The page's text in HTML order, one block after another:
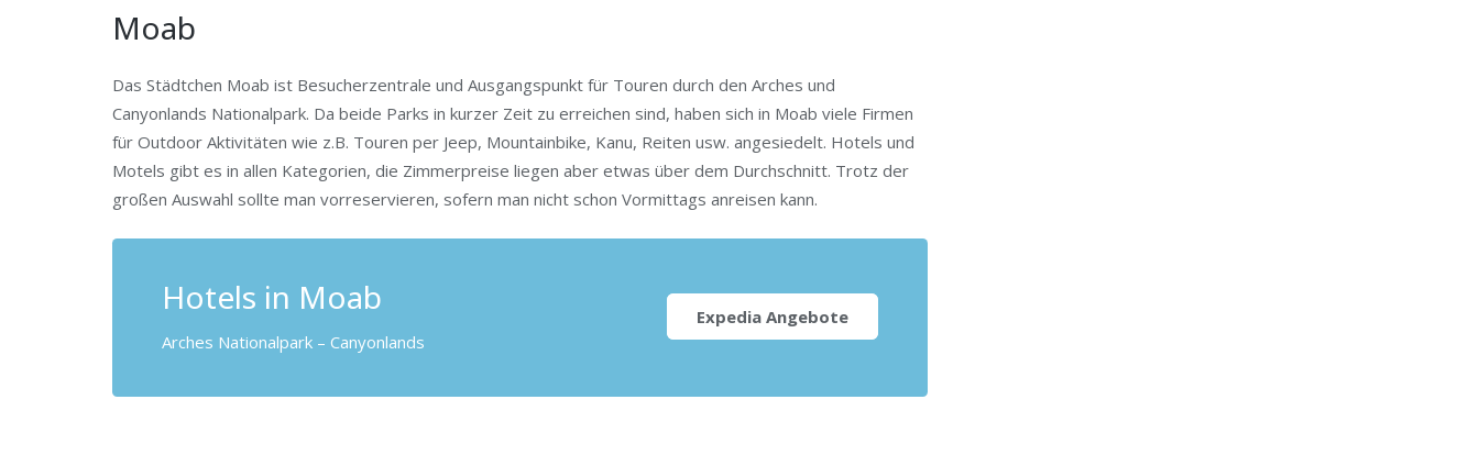
Moab
Das Städtchen Moab ist Besucherzentrale und Ausgangspunkt für Touren durch den Arches und
Canyonlands Nationalpark. Da beide Parks in kurzer Zeit zu erreichen sind, haben sich in Moab viele Firmen
für Outdoor Aktivitäten wie z.B. Touren per Jeep, Mountainbike, Kanu, Reiten usw. angesiedelt. Hotels und
Motels gibt es in allen Kategorien, die Zimmerpreise liegen aber etwas über dem Durchschnitt. Trotz der
großen Auswahl sollte man vorreservieren, sofern man nicht schon Vormittags anreisen kann.
Hotels in Moab
Arches Nationalpark – Canyonlands
Expedia Angebote